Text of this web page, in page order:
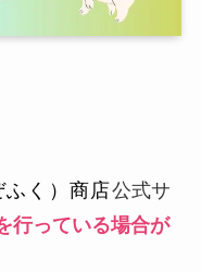
く）商店公式サ
行っている場合が